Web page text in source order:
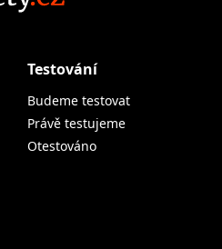
Testování
Budeme testovat
Právě testujeme
Otestováno